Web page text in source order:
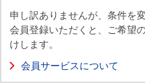
買いたいTOP
売りたいTOP
店舗案内TOP
会社情報TOP
採用情報TOP
店舗案内
会社情報
申し訳ありませんが、条件を
会員登録いただくと、ご希望
けします。
会員サービスについて